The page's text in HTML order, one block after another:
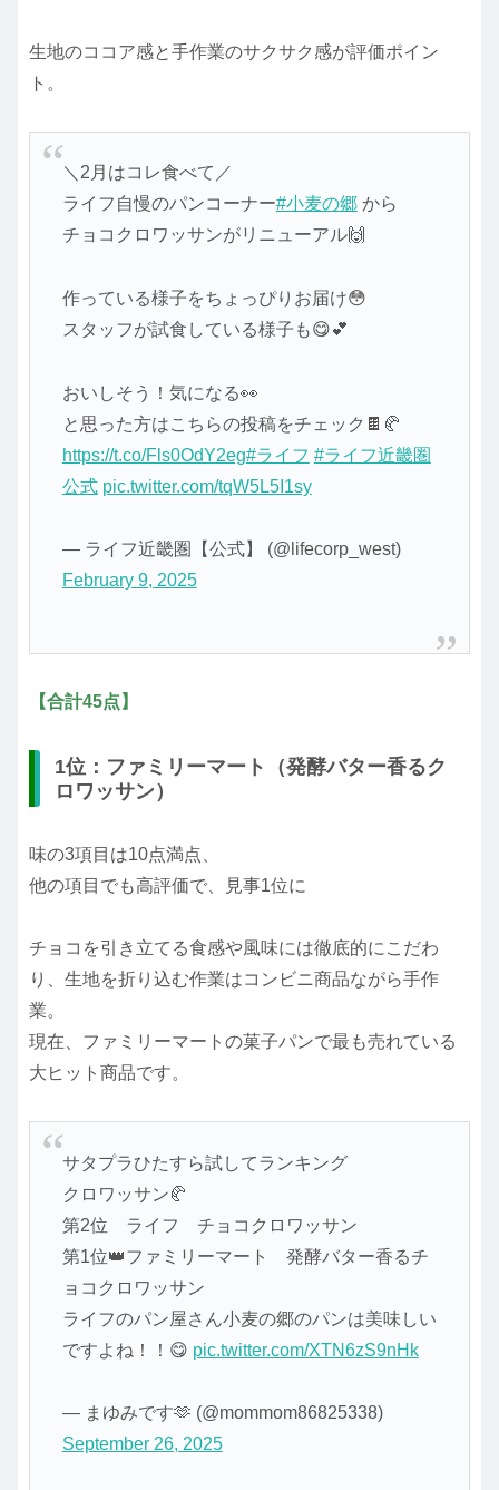
生地のココア感と手作業のサクサク感が評価ポイン
ト。
＼2月はコレ食べて／
ライフ自慢のパンコーナー#小麦の郷から
チョコクロワッサンがリニューアル🙌
作っている様子をちょっぴりお届け😳
スタッフが試食している様子も😋💕
おいしそう！気になる👀
と思った方はこちらの投稿をチェック🍫🥐
https://t.co/Fls0OdY2eg#ライフ #ライフ近畿圏
公式 pic.twitter.com/tqW5L5I1sy
— ライフ近畿圏【公式】 (@lifecorp_west)
February 9, 2025
【合計45点】
1位：ファミリーマート（発酵バター香るク
ロワッサン）
味の3項目は10点満点、
他の項目でも高評価で、見事1位に
チョコを引き立てる食感や風味には徹底的にこだわ
り、生地を折り込む作業はコンビニ商品ながら手作
業。
現在、ファミリーマートの菓子パンで最も売れている
大ヒット商品です。
サタプラひたすら試してランキング
クロワッサン🥐
第2位 ライフ チョコクロワッサン
第1位👑ファミリーマート 発酵バター香るチ
ョコクロワッサン
ライフのパン屋さん小麦の郷のパンは美味しい
ですよね！！😋 pic.twitter.com/XTN6zS9nHk
— まゆみです🫶 (@mommom86825338)
September 26, 2025